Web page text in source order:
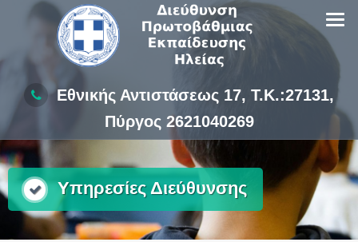
Εθνικής Αντιστάσεως 17, Τ.Κ.:27131,
Πύργος 2621040269
Υπηρεσίες Διεύθυνσης